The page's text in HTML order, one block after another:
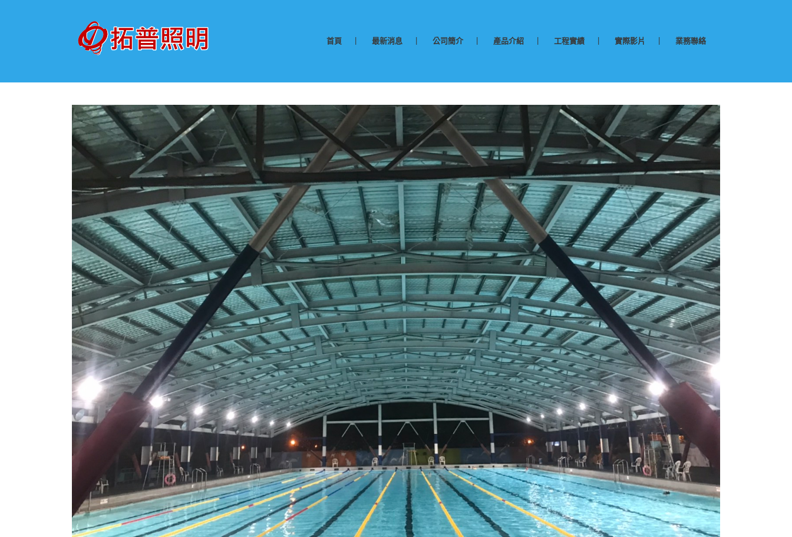
首頁 最新消息 公司簡介 產品介紹 工程實績 實際影片 業務聯絡